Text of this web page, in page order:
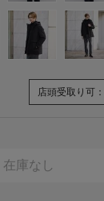
店頭受取り可：
在庫なし